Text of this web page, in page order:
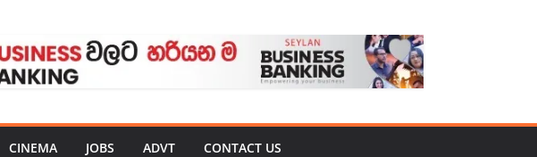
CINEMA JOBS ADVT CONTACT US